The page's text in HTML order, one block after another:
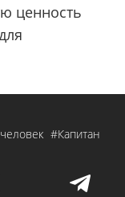
ценность
#Капитан